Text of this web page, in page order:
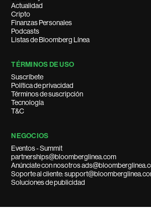
Actualidad
Cripto
Finanzas Personales
Podcasts
Listas de Bloomberg Línea
TÉRMINOS DE USO
Suscríbete
Política de privacidad
Términos de suscripción
Tecnología
T&C
NEGOCIOS
Eventos - Summit
partnerships@bloomberglinea.com
Anúnciate con nosotros
Soporte al cliente:
Soluciones de publicidad